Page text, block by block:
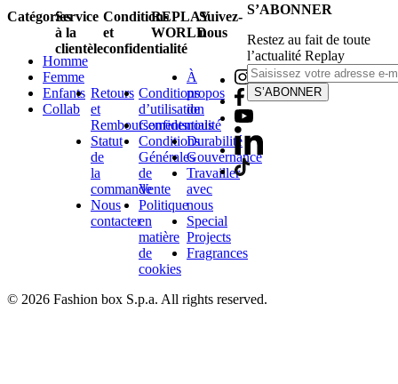
Catégories
Homme
Femme
Enfants
Collab
Service
à la
clientèle
Retours
et
Remboursements
Statut
de
la
commande
Nous
contacter
Conditions
et
confidentialité
Conditions
d’utilisation
Confidentialité
Conditions
Générales
de
Vente
Politique
en
matière
de
cookies
REPLAY
WORLD
À
propos
de
nous
Durabilité
Gouvernance
Travailler
avec
nous
Special
Projects
Fragrances
Suivez-
nous
S’ABONNER
Restez au fait de toute
l’actualité Replay
S’ABONNER
© 2026 Fashion box S.p.a. All rights reserved.